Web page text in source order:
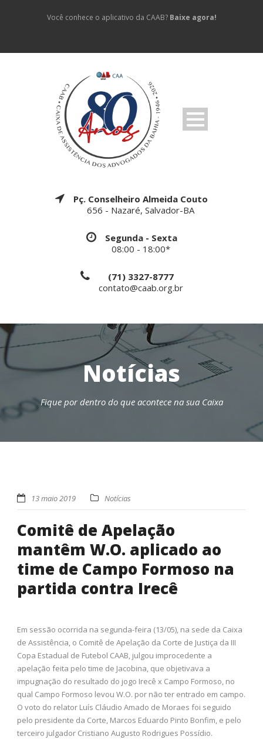
Você conhece o aplicativo da CAAB? Baixe agora!
Pç. Conselheiro Almeida Couto
656 - Nazaré, Salvador-BA
Segunda - Sexta
08:00 - 18:00*
(71) 3327-8777
contato@caab.org.br
Notícias
Fique por dentro do que acontece na sua Caixa
13 maio 2019 Notícias
Comitê de Apelação
mantêm W.O. aplicado ao
time de Campo Formoso na
partida contra Irecê
Em sessão ocorrida na segunda-feira (13/05), na sede da Caixa
de Assistência, o Comitê de Apelação da Corte de Justiça da III
Copa Estadual de Futebol CAAB, julgou improcedente a
apelação feita pelo time de Jacobina, que objetivava a
impugnação do resultado do jogo Irecê x Campo Formoso, no
qual Campo Formoso levou W.O. por não ter entrado em campo.
O voto do relator Luís Cláudio Amado de Moraes foi seguido
pelo presidente da Corte, Marcos Eduardo Pinto Bonfim, e pelo
terceiro julgador Cristiano Augusto Rodrigues Possídio.